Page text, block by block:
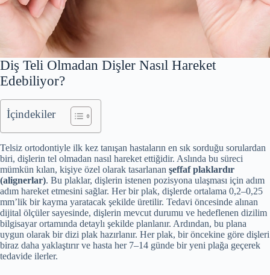
Diş Teli Olmadan Dişler Nasıl Hareket
Edebiliyor?
İçindekiler
Telsiz ortodontiyle ilk kez tanışan hastaların en sık sorduğu sorulardan
biri, dişlerin tel olmadan nasıl hareket ettiğidir. Aslında bu süreci
mümkün kılan, kişiye özel olarak tasarlanan şeffaf plaklardır
(alignerlar). Bu plaklar, dişlerin istenen pozisyona ulaşması için adım
adım hareket etmesini sağlar. Her bir plak, dişlerde ortalama 0,2–0,25
mm’lik bir kayma yaratacak şekilde üretilir. Tedavi öncesinde alınan
dijital ölçüler sayesinde, dişlerin mevcut durumu ve hedeflenen dizilim
bilgisayar ortamında detaylı şekilde planlanır. Ardından, bu plana
uygun olarak bir dizi plak hazırlanır. Her plak, bir öncekine göre dişleri
biraz daha yaklaştırır ve hasta her 7–14 günde bir yeni plağa geçerek
tedavide ilerler.